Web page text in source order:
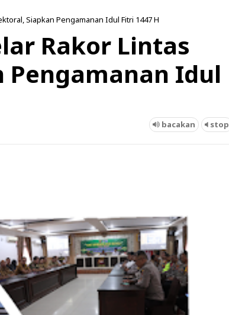
Siapkan Pengamanan Idul Fitri 1447 H
Rakor Lintas
Pengamanan Idul
bacakan stop